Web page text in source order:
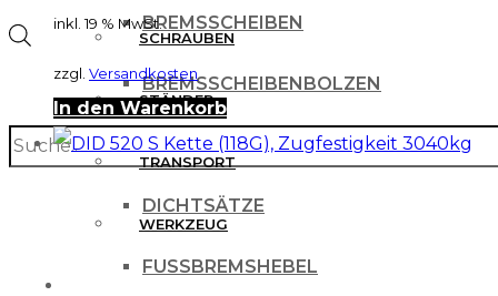
BREMSSCHEIBEN
BREMSSCHEIBENBOLZEN
BREMSSCHEIBENSCHUTZ
DICHTSÄTZE
FUSSBREMSHEBEL
Products
search
SCHRAUBEN
STÄNDER
TRANSPORT
WERKZEUG
inkl. 19 % MwSt.
zzgl. Versandkosten
In den Warenkorb